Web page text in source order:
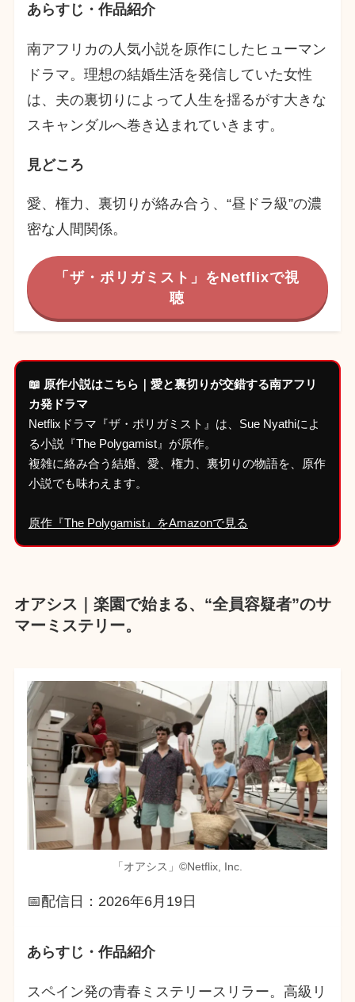
あらすじ・作品紹介
南アフリカの人気小説を原作にしたヒューマン
ドラマ。理想の結婚生活を発信していた女性
は、夫の裏切りによって人生を揺るがす大きな
スキャンダルへ巻き込まれていきます。
見どころ
愛、権力、裏切りが絡み合う、“昼ドラ級”の濃
密な人間関係。
「ザ・ポリガミスト」をNetflixで視
聴
📖 原作小説はこちら｜愛と裏切りが交錯する南アフリ
カ発ドラマ
Netflixドラマ『ザ・ポリガミスト』は、Sue Nyathiによ
る小説『The Polygamist』が原作。
複雑に絡み合う結婚、愛、権力、裏切りの物語を、原作
小説でも味わえます。
原作『The Polygamist』をAmazonで見る
オアシス｜楽園で始まる、“全員容疑者”のサ
マーミステリー。
「オアシス」©︎Netflix, Inc.
📅配信日：2026年6月19日
あらすじ・作品紹介
スペイン発の青春ミステリースリラー。高級リ